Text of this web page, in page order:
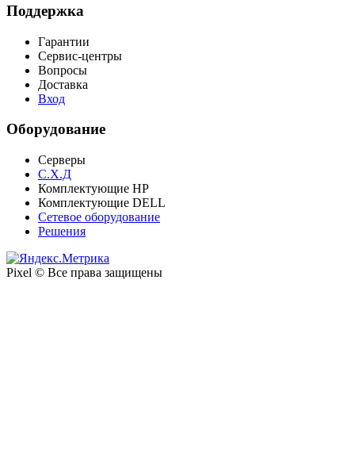
Поддержка
Гарантии
Сервис-центры
Вопросы
Доставка
Вход
Оборудование
Серверы
C.Х.Д
Комплектующие НР
Комплектующие DELL
Сетевое оборудование
Решения
Pixel © Все права защищены